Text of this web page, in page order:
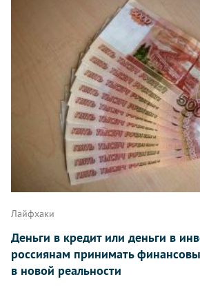
Лайфхаки
Деньги в кредит или деньги в
россиянам принимать
в новой реальности